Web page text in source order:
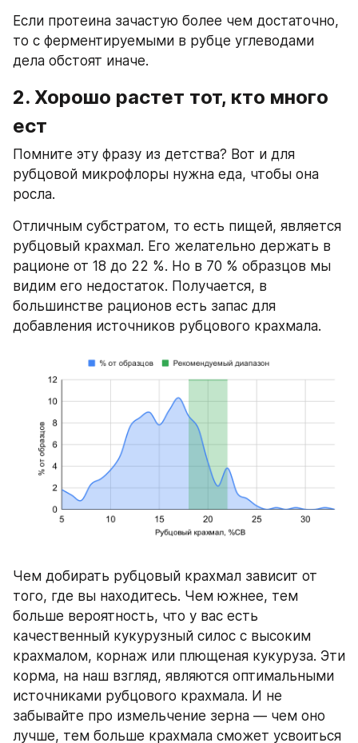
Если протеина зачастую более чем достаточно,
то с ферментируемыми в рубце углеводами
дела обстоят иначе.
2. Хорошо растет тот, кто много
ест
Помните эту фразу из детства? Вот и для
рубцовой микрофлоры нужна еда, чтобы она
росла.
Отличным субстратом, то есть пищей, является
рубцовый крахмал. Его желательно держать в
рационе от 18 до 22 %. Но в 70 % образцов мы
видим его недостаток. Получается, в
большинстве рационов есть запас для
добавления источников рубцового крахмала.
Чем добирать рубцовый крахмал зависит от
того, где вы находитесь. Чем южнее, тем
больше вероятность, что у вас есть
качественный кукурузный силос с высоким
крахмалом, корнаж или плющеная кукуруза. Эти
корма, на наш взгляд, являются оптимальными
источниками рубцового крахмала. И не
забывайте про измельчение зерна — чем оно
лучше, тем больше крахмала сможет усвоиться